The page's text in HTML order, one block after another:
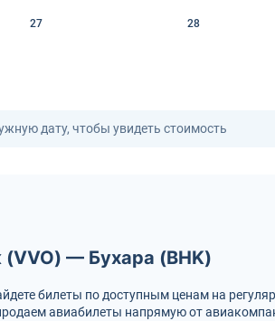
27 28
дату, чтобы увидеть стоимость
(VVO) — Бухара (BHK)
билеты по доступным ценам на
авиабилеты напрямую от